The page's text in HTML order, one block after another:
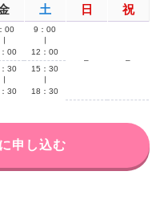
土 日 祝
00
00
9：00
12：00
–
–
30
30
15：30
18：30
申し込む